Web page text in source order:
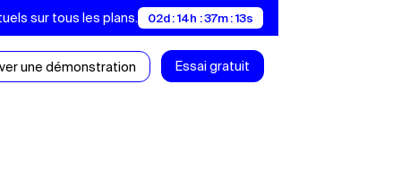
sur tous les plans. 02d : 14h : 37m : 13s
une démonstration Essai gratuit